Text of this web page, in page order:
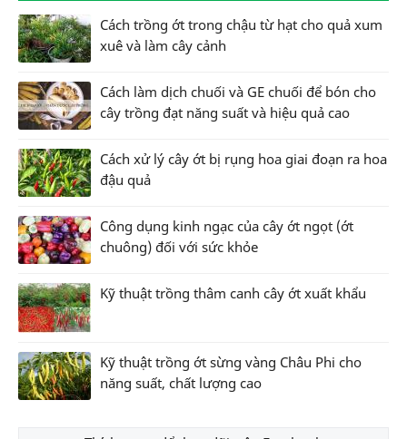
Cách trồng ớt trong chậu từ hạt cho quả xum
xuê và làm cây cảnh
Cách làm dịch chuối và GE chuối để bón cho
cây trồng đạt năng suất và hiệu quả cao
Cách xử lý cây ớt bị rụng hoa giai đoạn ra hoa
đậu quả
Công dụng kinh ngạc của cây ớt ngọt (ớt
chuông) đối với sức khỏe
Kỹ thuật trồng thâm canh cây ớt xuất khẩu
Kỹ thuật trồng ớt sừng vàng Châu Phi cho
năng suất, chất lượng cao